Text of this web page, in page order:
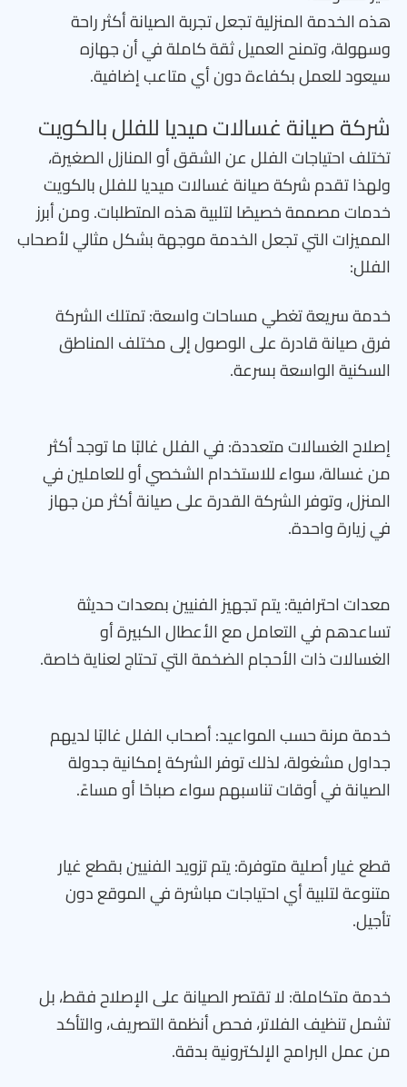
هذه الخدمة المنزلية تجعل تجربة الصيانة أكثر راحة
وسهولة، وتمنح العميل ثقة كاملة في أن جهازه
سيعود للعمل بكفاءة دون أي متاعب إضافية.
شركة صيانة غسالات ميديا للفلل بالكويت
تختلف احتياجات الفلل عن الشقق أو المنازل الصغيرة،
ولهذا تقدم شركة صيانة غسالات ميديا للفلل بالكويت
خدمات مصممة خصيصًا لتلبية هذه المتطلبات. ومن أبرز
المميزات التي تجعل الخدمة موجهة بشكل مثالي لأصحاب
الفلل:
خدمة سريعة تغطي مساحات واسعة: تمتلك الشركة
فرق صيانة قادرة على الوصول إلى مختلف المناطق
السكنية الواسعة بسرعة.
إصلاح الغسالات متعددة: في الفلل غالبًا ما توجد أكثر
من غسالة، سواء للاستخدام الشخصي أو للعاملين في
المنزل، وتوفر الشركة القدرة على صيانة أكثر من جهاز
في زيارة واحدة.
معدات احترافية: يتم تجهيز الفنيين بمعدات حديثة
تساعدهم في التعامل مع الأعطال الكبيرة أو
الغسالات ذات الأحجام الضخمة التي تحتاج لعناية خاصة.
خدمة مرنة حسب المواعيد: أصحاب الفلل غالبًا لديهم
جداول مشغولة، لذلك توفر الشركة إمكانية جدولة
الصيانة في أوقات تناسبهم سواء صباحًا أو مساءً.
قطع غيار أصلية متوفرة: يتم تزويد الفنيين بقطع غيار
متنوعة لتلبية أي احتياجات مباشرة في الموقع دون
تأجيل.
خدمة متكاملة: لا تقتصر الصيانة على الإصلاح فقط، بل
تشمل تنظيف الفلاتر، فحص أنظمة التصريف، والتأكد
من عمل البرامج الإلكترونية بدقة.